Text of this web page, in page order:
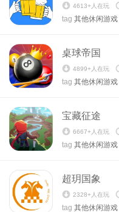
4613+人在玩
tag 其他休闲游戏
桌球帝国
4899+人在玩
tag 其他休闲游戏
宝藏征途
6667+人在玩
tag 其他休闲游戏
超玥国象
2328+人在玩
tag 其他休闲游戏